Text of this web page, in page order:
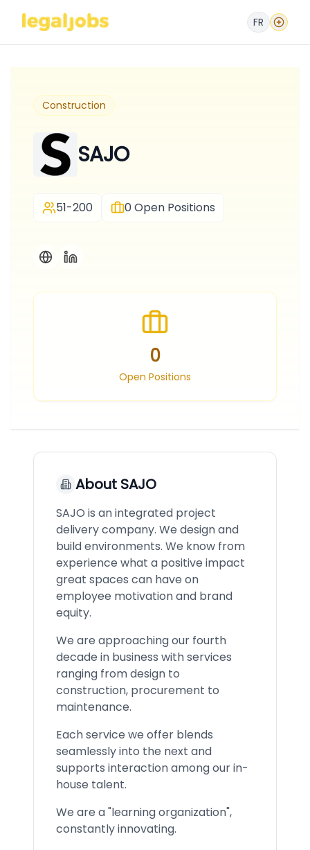
FR
Construction
SAJO
51-200 0Open Positions
0
Open Positions
About SAJO
SAJO is an integrated project
delivery company. We design and
build environments. We know from
experience what a positive impact
great spaces can have on
employee motivation and brand
equity.
We are approaching our fourth
decade in business with services
ranging from design to
construction, procurement to
maintenance.
Each service we offer blends
seamlessly into the next and
supports interaction among our in-
house talent.
We are a "learning organization",
constantly innovating.